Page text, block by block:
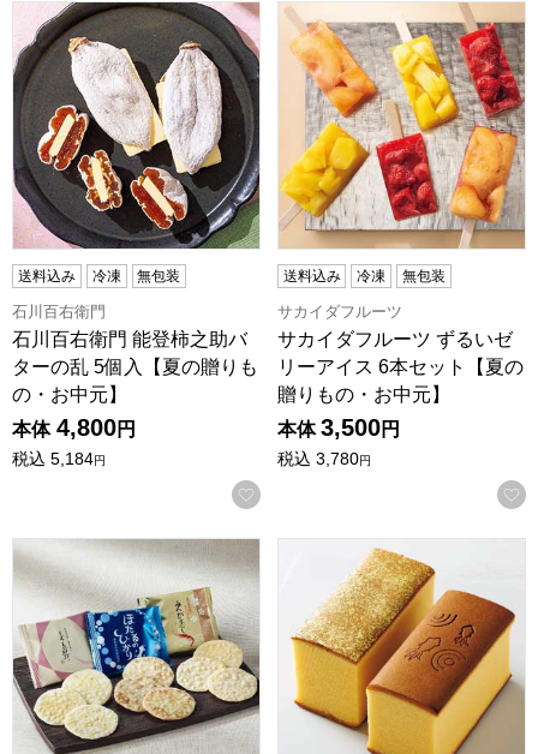
石川百右衛門 能登柿之助バターの乱 5個入【夏の贈りもの・
送料込み 冷凍 無包装
石川百右衛門
石川百右衛門 能登柿之助バ
ターの乱 5個入【夏の贈りも
の・お中元】
本体 4,800円
税込 5,184円
お気に入りに登録する
サカイダフルーツ ずるいゼ
送料込み 冷凍 無包装
サカイダフルーツ
サカイダフルーツ ずるいゼ
リーアイス 6本セット【夏の
贈りもの・お中元】
本体 3,500円
税込 3,780円
富山柿山 海のおせんべい3種詰め合わせ【夏の贈りもの・お
烏鶏庵 烏骨鶏かすていら2本